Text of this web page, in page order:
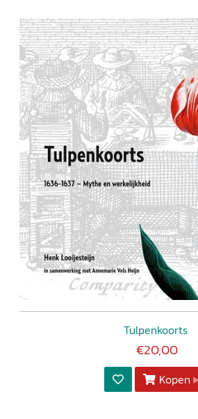
Tulpenkoorts
€20,00
Kopen